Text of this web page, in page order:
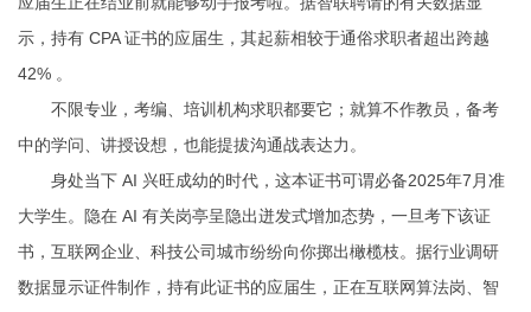
示，持有 CPA 证书的应届生，其起薪相较于通俗求职者超出跨越
42% 。
不限专业，考编、培训机构求职都要它；就算不作教员，备考
中的学问、讲授设想，也能提拔沟通战表达力。
身处当下 AI 兴旺成幼的时代，这本证书可谓必备2025年7月准
大学生。隐在 AI 有关岗亭呈隐出迸发式增加态势，一旦考下该证
书，互联网企业、科技公司城市纷纷向你掷出橄榄枝。据行业调研
数据显示证件制作 ，持有此证书的应届生，正在互联网算法岗、智